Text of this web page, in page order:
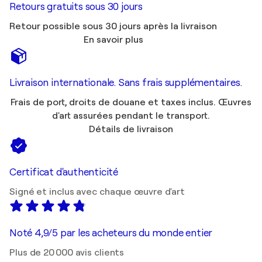
Retours gratuits sous 30 jours
Retour possible sous 30 jours après la livraison
En savoir plus
Livraison internationale. Sans frais supplémentaires.
Frais de port, droits de douane et taxes inclus. Œuvres
d'art assurées pendant le transport.
Détails de livraison
Certificat d'authenticité
Signé et inclus avec chaque œuvre d'art
Noté 4,9/5 par les acheteurs du monde entier
Plus de 20 000 avis clients